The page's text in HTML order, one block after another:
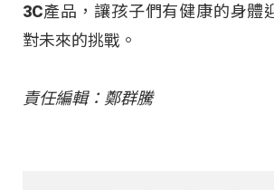
3C產品，讓孩子們有健康的身體
對未來的挑戰。
責任編輯：鄭群騰